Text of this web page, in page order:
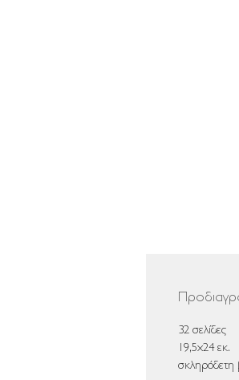
32 σελίδες
19,5x24 εκ.
σκληρόδετη